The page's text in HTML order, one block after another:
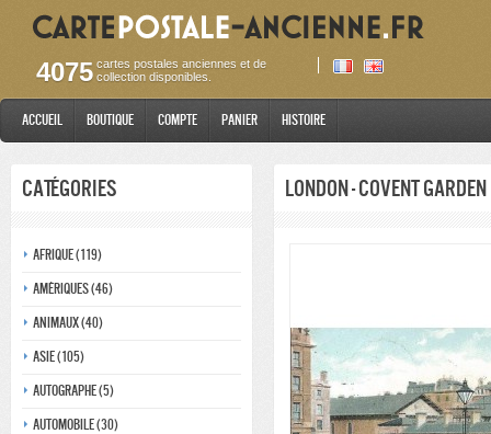
4075 cartes postales anciennes et de
collection disponibles.
Accueil Boutique Compte Panier Histoire
Catégories
Afrique (119)
Amériques (46)
Animaux (40)
Asie (105)
Autographe (5)
Automobile (30)
London - Covent